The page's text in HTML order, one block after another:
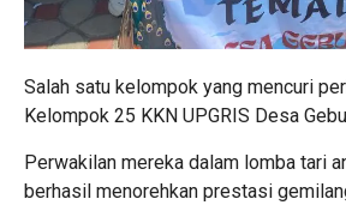
Salah satu kelompok yang mencuri
Kelompok 25 KKN UPGRIS Desa
Perwakilan mereka dalam lomba tari
berhasil menorehkan prestasi